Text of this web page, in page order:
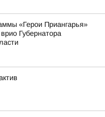
«Герои Приангарья»
Губернатора